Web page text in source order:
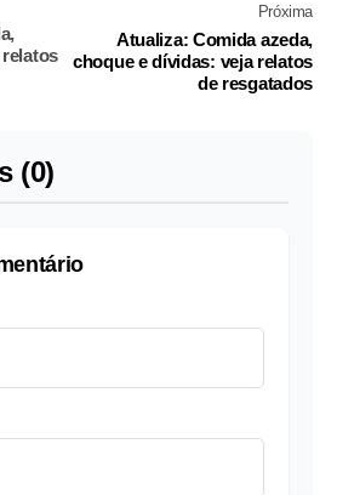
Próxima
Atualiza: Comida azeda,
choque e dívidas: veja relatos
de resgatados
(0)